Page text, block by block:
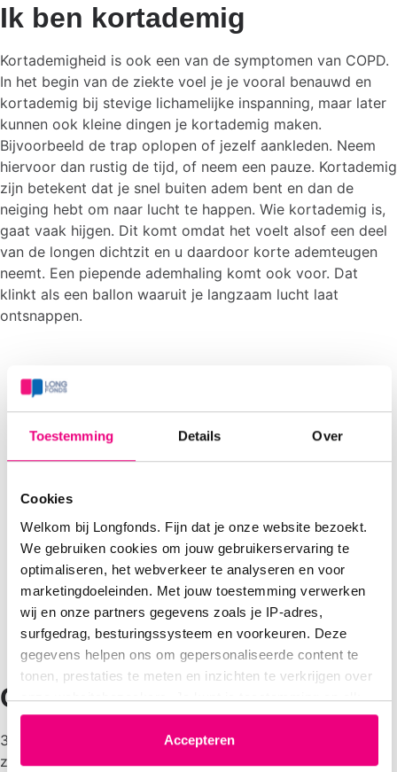
Toestemming Details Over
Cookies
Welkom bij Longfonds. Fijn dat je onze website bezoekt.
We gebruiken cookies om jouw gebruikerservaring te
optimaliseren, het webverkeer te analyseren en voor
marketingdoeleinden. Met jouw toestemming verwerken
wij en onze partners gegevens zoals je IP-adres,
surfgedrag, besturingssysteem en voorkeuren. Deze
gegevens helpen ons om gepersonaliseerde content te
tonen, prestaties te meten en inzichten te verkrijgen over
onze websitebezoekers. Je kunt je toestemming op elk
moment wijzigen of intrekken via het cookie-icoontje
linksonder elke pagina. De lijst met partners is te vinden
in het tabblad “details”.
Accepteren
Ik ben kortademig
Kortademigheid is ook een van de symptomen van COPD.
In het begin van de ziekte voel je je vooral benauwd en
kortademig bij stevige lichamelijke inspanning, maar later
kunnen ook kleine dingen je kortademig maken.
Bijvoorbeeld de trap oplopen of jezelf aankleden. Neem
hiervoor dan rustig de tijd, of neem een pauze. Kortademig
zijn betekent dat je snel buiten adem bent en dan de
neiging hebt om naar lucht te happen. Wie kortademig is,
gaat vaak hijgen. Dit komt omdat het voelt alsof een deel
van de longen dichtzit en u daardoor korte ademteugen
neemt. Een piepende ademhaling komt ook voor. Dat
klinkt als een ballon waaruit je langzaam lucht laat
ontsnappen.
COPD-risicotest
300.000 mensen hebben een groot risico op COPD,
zonder dat ze het zelf weten. Doe gratis de test en zie